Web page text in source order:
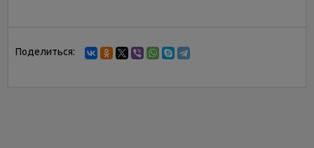
Поделиться: